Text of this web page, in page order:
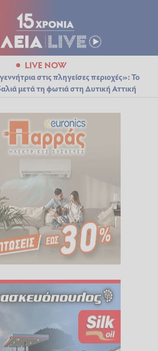
LIVE NOW
στις πληγείσες περιοχές»: Το
μετά τη φωτιά στη Δυτική Αττική